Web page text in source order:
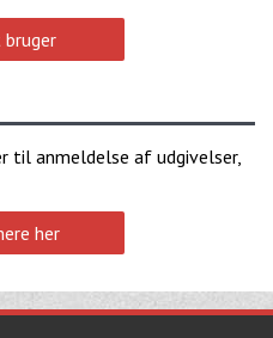
til anmeldelse af udgivelser,
her